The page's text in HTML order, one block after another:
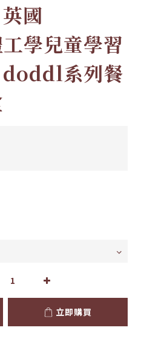
國
學兒童學習
doddl系列餐
立即購買